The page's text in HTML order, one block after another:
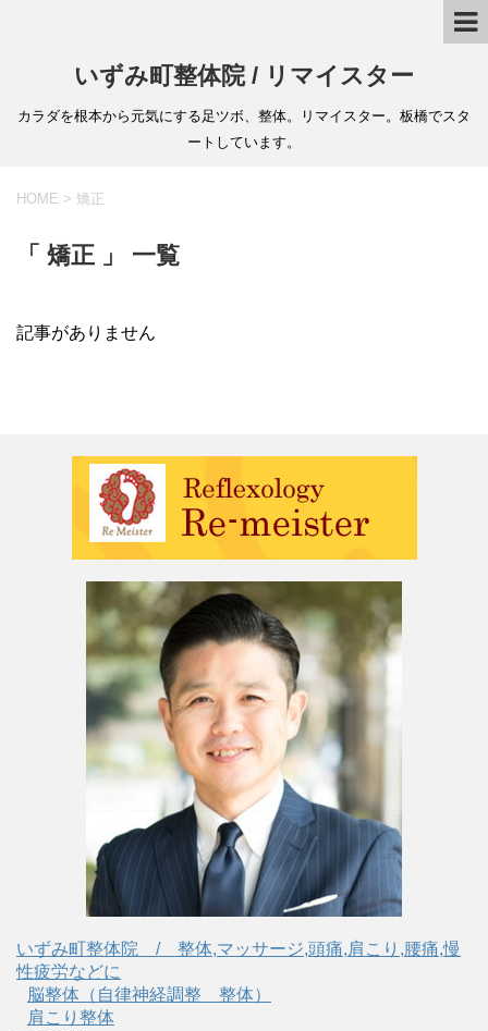
いずみ町整体院 / リマイスター
カラダを根本から元気にする足ツボ、整体。リマイスター。板橋でスタ
ートしています。
HOME > 矯正
「 矯正 」 一覧
記事がありません
いずみ町整体院 / 整体,マッサージ,頭痛,肩こり,腰痛,慢
性疲労などに
脳整体（自律神経調整 整体）
肩こり整体